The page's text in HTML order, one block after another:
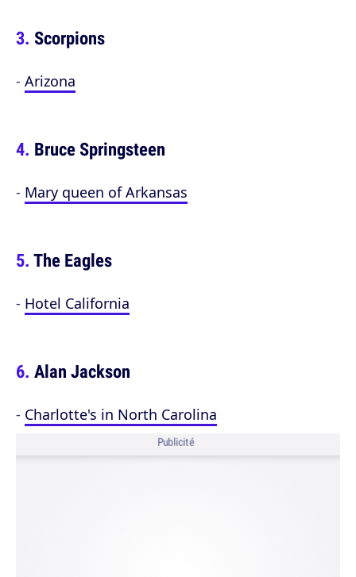
Scorpions
- Arizona
Bruce Springsteen
- Mary queen of Arkansas
The Eagles
- Hotel California
Alan Jackson
- Charlotte's in North Carolina
Publicité